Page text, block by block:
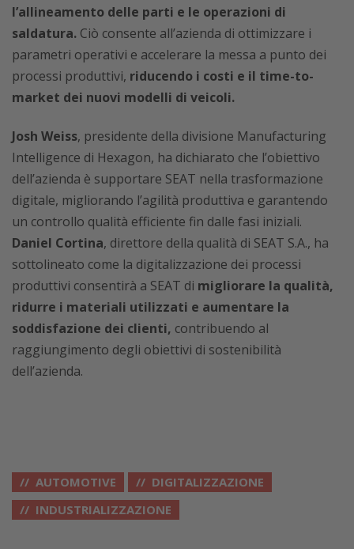
l’allineamento delle parti e le operazioni di
saldatura. Ciò consente all’azienda di ottimizzare i
parametri operativi e accelerare la messa a punto dei
processi produttivi, riducendo i costi e il time-to-
market dei nuovi modelli di veicoli.
Josh Weiss, presidente della divisione Manufacturing
Intelligence di Hexagon, ha dichiarato che l’obiettivo
dell’azienda è supportare SEAT nella trasformazione
digitale, migliorando l’agilità produttiva e garantendo
un controllo qualità efficiente fin dalle fasi iniziali.
Daniel Cortina, direttore della qualità di SEAT S.A., ha
sottolineato come la digitalizzazione dei processi
produttivi consentirà a SEAT di migliorare la qualità,
ridurre i materiali utilizzati e aumentare la
soddisfazione dei clienti, contribuendo al
raggiungimento degli obiettivi di sostenibilità
dell’azienda.
AUTOMOTIVE
DIGITALIZZAZIONE
INDUSTRIALIZZAZIONE